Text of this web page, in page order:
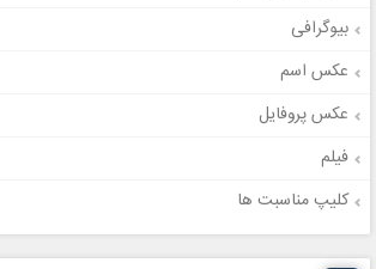
بیوگرافی
عکس اسم
عکس پروفایل
فیلم
کلیپ مناسبت ها